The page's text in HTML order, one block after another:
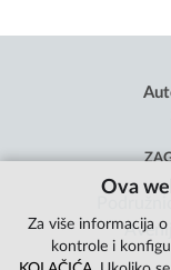
Ova
Za više informacija
kontrole i